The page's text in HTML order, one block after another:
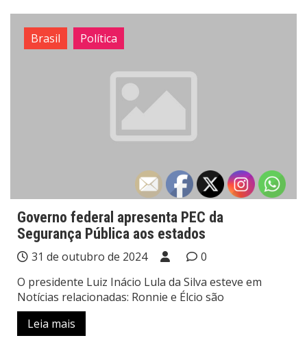
Brasil Política
Governo federal apresenta PEC da
Segurança Pública aos estados
31 de outubro de 2024
0
O presidente Luiz Inácio Lula da Silva esteve em
Notícias relacionadas: Ronnie e Élcio são
Leia mais